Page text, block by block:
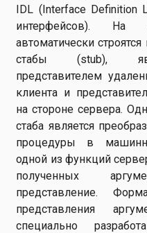
IDL (Interface Definition
интерфейсов). На
автоматически
стабы (stub),
представителем
клиента и
на стороне сервера.
стаба является
процедуры в
одной из функций
полученных
представление.
представления
специально